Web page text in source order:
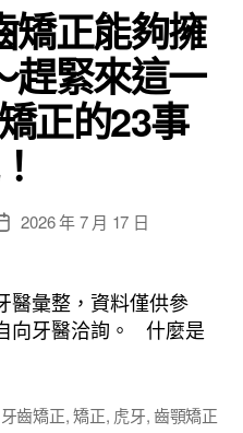
矯正能夠擁
趕緊來這一
正的23事
文
佈
日
期
2026 年 7 月 17 日
醫彙整，資料僅供參
向牙醫洽詢。 什麼是
牙齒矯正,矯正, 虎牙,齒顎矯正